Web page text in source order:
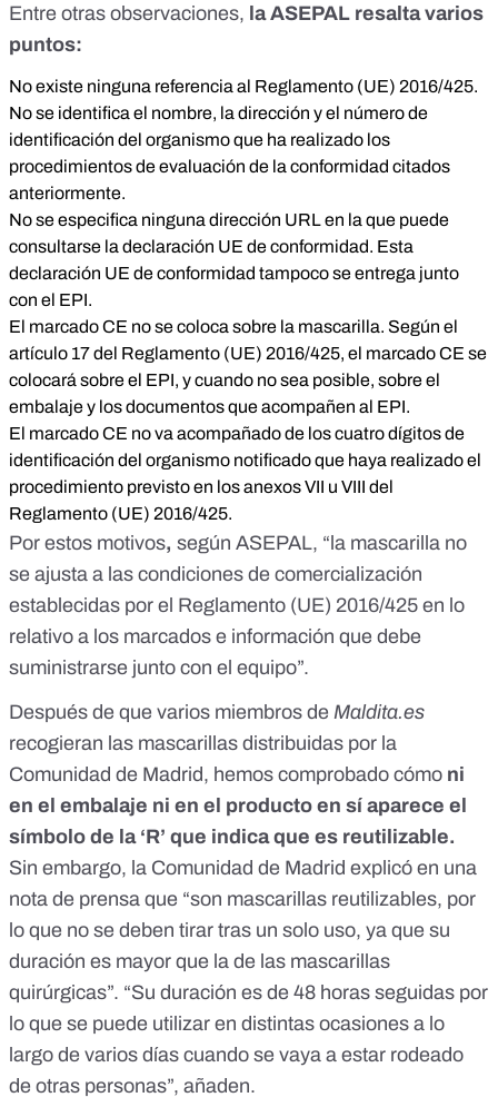
Entre otras observaciones, la ASEPAL resalta varios
puntos:
No existe ninguna referencia al Reglamento (UE) 2016/425.
No se identifica el nombre, la dirección y el número de
identificación del organismo que ha realizado los
procedimientos de evaluación de la conformidad citados
anteriormente.
No se especifica ninguna dirección URL en la que puede
consultarse la declaración UE de conformidad. Esta
declaración UE de conformidad tampoco se entrega junto
con el EPI.
El marcado CE no se coloca sobre la mascarilla. Según el
artículo 17 del Reglamento (UE) 2016/425, el marcado CE se
colocará sobre el EPI, y cuando no sea posible, sobre el
embalaje y los documentos que acompañen al EPI.
El marcado CE no va acompañado de los cuatro dígitos de
identificación del organismo notificado que haya realizado el
procedimiento previsto en los anexos VII u VIII del
Reglamento (UE) 2016/425.
Por estos motivos, según ASEPAL, “la mascarilla no
se ajusta a las condiciones de comercialización
establecidas por el Reglamento (UE) 2016/425 en lo
relativo a los marcados e información que debe
suministrarse junto con el equipo”.
Después de que varios miembros de Maldita.es
recogieran las mascarillas distribuidas por la
Comunidad de Madrid, hemos comprobado cómo ni
en el embalaje ni en el producto en sí aparece el
símbolo de la ‘R’ que indica que es reutilizable.
Sin embargo, la Comunidad de Madrid explicó en una
nota de prensa que “son mascarillas reutilizables, por
lo que no se deben tirar tras un solo uso, ya que su
duración es mayor que la de las mascarillas
quirúrgicas”. “Su duración es de 48 horas seguidas por
lo que se puede utilizar en distintas ocasiones a lo
largo de varios días cuando se vaya a estar rodeado
de otras personas”, añaden.